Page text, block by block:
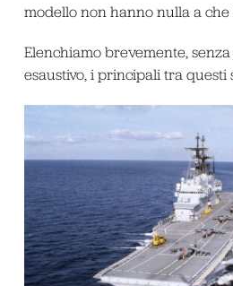
modello non hanno nulla a che
Elenchiamo brevemente, senza
esaustivo, i principali tra questi